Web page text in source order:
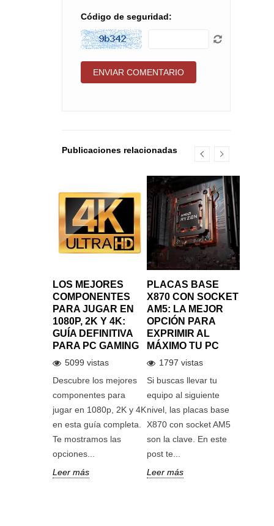
Código de seguridad:
Publicaciones relacionadas
LOS MEJORES
COMPONENTES
PARA JUGAR EN
1080P, 2K Y 4K:
GUÍA DEFINITIVA
PARA PC GAMING
5099 vistas
Descubre los mejores
componentes para
jugar en 1080p, 2K y 4K
en esta guía completa.
Te mostramos las
opciones...
Leer más
PLACAS BASE
X870 CON SOCKET
AM5: LA MEJOR
OPCIÓN PARA
EXPRIMIR AL
MÁXIMO TU PC
1797 vistas
Si buscas llevar tu
equipo al siguiente
nivel, las placas base
X870 con socket AM5
son la clave. En este
post te...
Leer más